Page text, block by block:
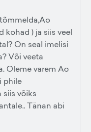
kohad ) ja siis veel
On seal imelisi
Või veeta
Oleme varem Ao
phile
siis võiks
Tänan abi